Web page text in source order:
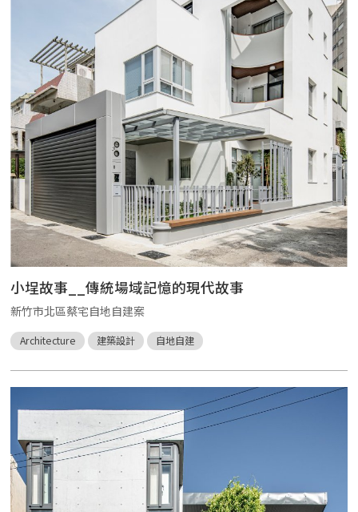
小埕故事__傳統場域記憶的現代故事
新竹市北區蔡宅自地自建案
Architecture 建築設計 自地自建